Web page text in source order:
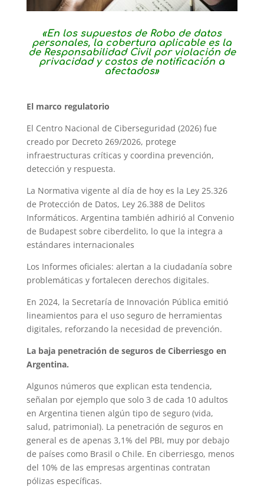
«En los supuestos de Robo de datos
personales, la cobertura aplicable es la
de Responsabilidad Civil por violación de
privacidad y costos de notificación a
afectados»
El marco regulatorio
El Centro Nacional de Ciberseguridad (2026) fue
creado por Decreto 269/2026, protege
infraestructuras críticas y coordina prevención,
detección y respuesta.
La Normativa vigente al día de hoy es la Ley 25.326
de Protección de Datos, Ley 26.388 de Delitos
Informáticos. Argentina también adhirió al Convenio
de Budapest sobre ciberdelito, lo que la integra a
estándares internacionales
Los Informes oficiales: alertan a la ciudadanía sobre
problemáticas y fortalecen derechos digitales.
En 2024, la Secretaría de Innovación Pública emitió
lineamientos para el uso seguro de herramientas
digitales, reforzando la necesidad de prevención.
La baja penetración de seguros de Ciberriesgo en
Argentina.
Algunos números que explican esta tendencia,
señalan por ejemplo que solo 3 de cada 10 adultos
en Argentina tienen algún tipo de seguro (vida,
salud, patrimonial). La penetración de seguros en
general es de apenas 3,1% del PBI, muy por debajo
de países como Brasil o Chile. En ciberriesgo, menos
del 10% de las empresas argentinas contratan
pólizas específicas.